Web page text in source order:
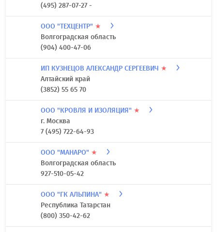
(495) 287-07-27 -
ООО "ТЕХЦЕНТР" ★
Волгоградская область
(904) 400-47-06
ИП КУЗНЕЦОВ АЛЕКСАНДР СЕРГЕЕВИЧ ★
Алтайский край
(3852) 55 65 70
ООО "КРОВЛЯ И ИЗОЛЯЦИЯ" ★
г. Москва
7 (495) 722-64-93
ООО "МАНАРО" ★
Волгоградская область
927-510-05-42
ООО "ГК АЛЬПИНА" ★
Республика Татарстан
(800) 350-42-62